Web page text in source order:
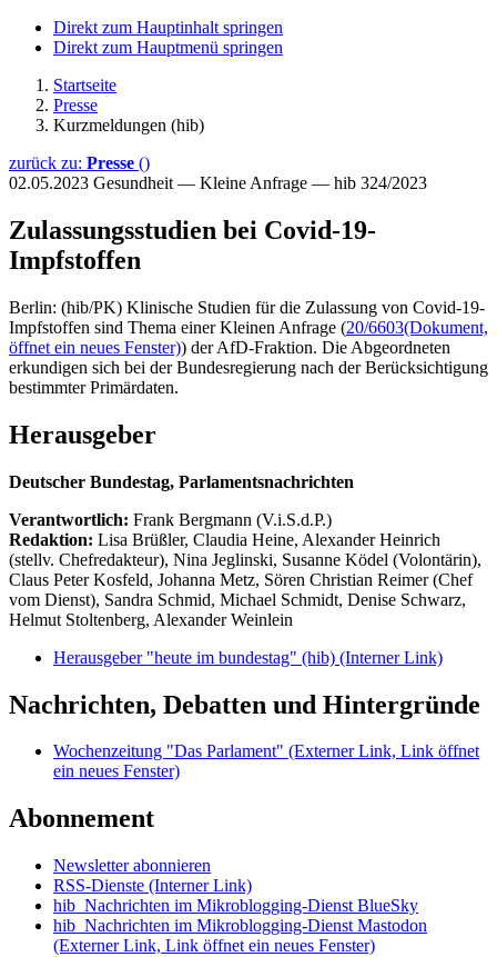
Direkt zum Hauptinhalt springen
Direkt zum Hauptmenü springen
Startseite
Presse
Kurzmeldungen (hib)
zurück zu: Presse ()
02.05.2023 Gesundheit — Kleine Anfrage — hib 324/2023
Zulassungsstudien bei Covid-19-
Impfstoffen
Berlin: (hib/PK) Klinische Studien für die Zulassung von Covid-19-
Impfstoffen sind Thema einer Kleinen Anfrage (20/6603(Dokument,
öffnet ein neues Fenster)) der AfD-Fraktion. Die Abgeordneten
erkundigen sich bei der Bundesregierung nach der Berücksichtigung
bestimmter Primärdaten.
Herausgeber
Deutscher Bundestag, Parlamentsnachrichten
Verantwortlich: Frank Bergmann (V.i.S.d.P.)
Redaktion: Lisa Brüßler, Claudia Heine, Alexander Heinrich
(stellv. Chefredakteur), Nina Jeglinski, Susanne Ködel (Volontärin),
Claus Peter Kosfeld, Johanna Metz, Sören Christian Reimer (Chef
vom Dienst), Sandra Schmid, Michael Schmidt, Denise Schwarz,
Helmut Stoltenberg, Alexander Weinlein
Herausgeber "heute im bundestag" (hib) (Interner Link)
Nachrichten, Debatten und Hintergründe
Wochenzeitung "Das Parlament" (Externer Link, Link öffnet
ein neues Fenster)
Abonnement
Newsletter abonnieren
RSS-Dienste (Interner Link)
hib_Nachrichten im Mikroblogging-Dienst BlueSky
hib_Nachrichten im Mikroblogging-Dienst Mastodon
(Externer Link, Link öffnet ein neues Fenster)